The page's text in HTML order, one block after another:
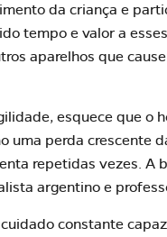
da criança e
tempo e valor a
aparelhos que
esquece que o
uma perda crescente
repetidas vezes. A
argentino e
constante